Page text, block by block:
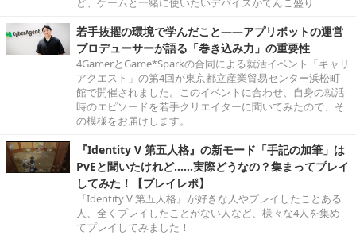
若手抜擢の環境で学んだこと――アプリボットの運営
プロデューサーが語る「巻き込み力」の重要性
4GamerとGame*Sparkの合同による就活イベント「キャリ
アクエスト」の第4回が東京都立産業貿易センター浜松町
館で開催されました。このイベントに合わせ、自身の就活
時のエピソードを若手クリエイターに聞いてみたので、そ
の模様をお届けします。
『Identity V 第五人格』の新モード「手記の加筆」は
PvEと聞いたけれど……実際どうなの？集まってプレイ
してみた！【プレイレポ】
『Identity V 第五人格』が好きな人やプレイしたことある
人、全くプレイしたことがない人など、様々な4人を集め
てプレイしてみました！